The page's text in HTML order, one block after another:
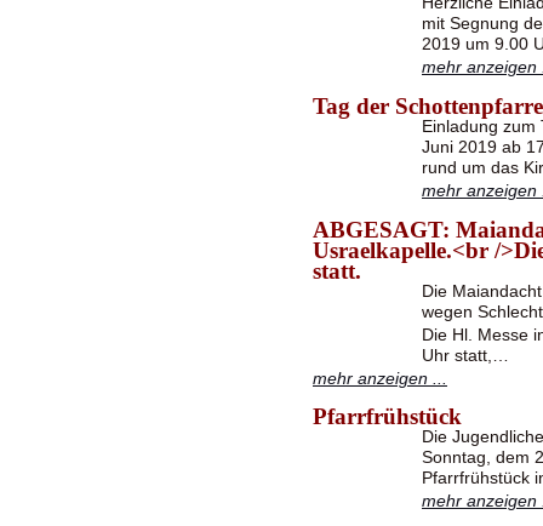
mit Segnung
2019 um 9.00
mehr anzeigen
Tag der
Einladung zum
Juni 2019 ab
rund um das
mehr anzeigen
ABGESAGT:
Usraelkapelle.<br /
statt.
Die
wegen
Die Hl. Messe
Uhr statt,…
mehr anzeigen ...
Pfarrfrühstück
Die
Sonntag, dem
Pfarrfrühstück
mehr anzeigen